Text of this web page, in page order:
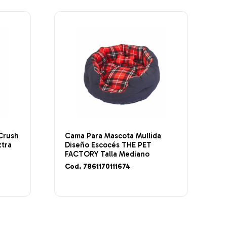
Cama Para Mascota Mullida
Diseño Escocés THE PET
FACTORY Talla Mediano
Cod. 7861170111674